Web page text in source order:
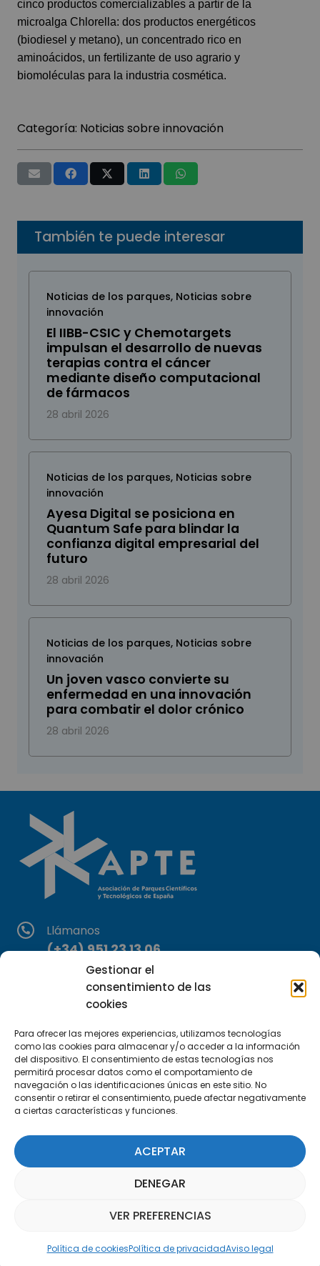
Gestionar el
consentimiento de las
cookies
Para ofrecer las mejores experiencias, utilizamos tecnologías
como las cookies para almacenar y/o acceder a la información
del dispositivo. El consentimiento de estas tecnologías nos
permitirá procesar datos como el comportamiento de
navegación o las identificaciones únicas en este sitio. No
consentir o retirar el consentimiento, puede afectar negativamente
a ciertas características y funciones.
ACEPTAR
DENEGAR
VER PREFERENCIAS
Política de cookiesPolítica de privacidadAviso legal
cinco productos comercializables a partir de la
microalga Chlorella: dos productos energéticos
(biodiesel y metano), un concentrado rico en
aminoácidos, un fertilizante de uso agrario y
biomoléculas para la industria cosmética.
Categoría: Noticias sobre innovación
También te puede interesar
Noticias de los parques, Noticias sobre
innovación
El IIBB-CSIC y Chemotargets
impulsan el desarrollo de nuevas
terapias contra el cáncer
mediante diseño computacional
de fármacos
28 abril 2026
Noticias de los parques, Noticias sobre
innovación
Ayesa Digital se posiciona en
Quantum Safe para blindar la
confianza digital empresarial del
futuro
28 abril 2026
Noticias de los parques, Noticias sobre
innovación
Un joven vasco convierte su
enfermedad en una innovación
para combatir el dolor crónico
28 abril 2026
Llámanos
(+34) 951 23 13 06
Escríbenos
info@apte.org
Encuéntranos
C/Marie Curie, 35
29590 Campanillas, Málaga